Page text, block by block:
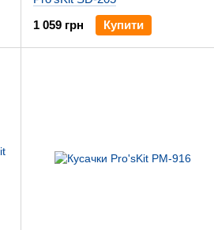
1 059 грн
Купити